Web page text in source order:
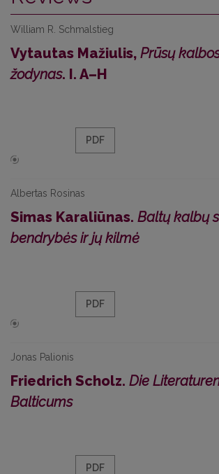
William R. Schmalstieg
Vytautas Mažiulis, Prūsų
žodynas. I. A–H
PDF
Albertas Rosinas
Simas Karaliūnas. Baltų kalbų
bendrybės ir jų kilmė
PDF
Jonas Palionis
Friedrich Scholz. Die
Balticums
PDF